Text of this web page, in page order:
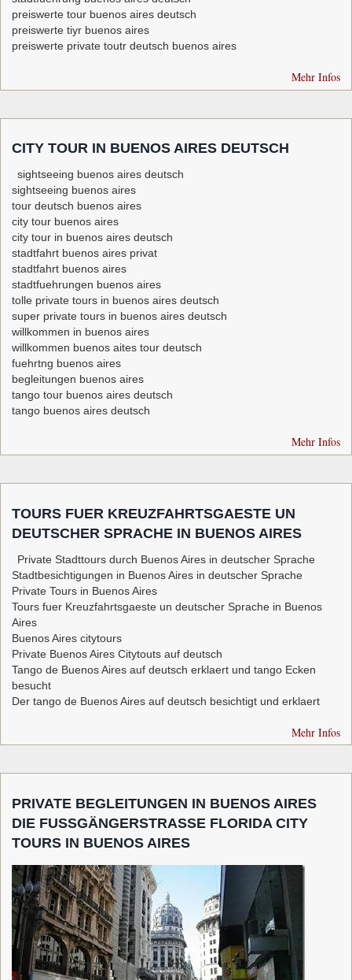
preiswerte tour buenos aires deutsch
preiswerte tiyr buenos aires
preiswerte private toutr deutsch buenos aires
Mehr Infos
CITY TOUR IN BUENOS AIRES DEUTSCH
sightseeing buenos aires deutsch
sightseeing buenos aires
tour deutsch buenos aires
city tour buenos aires
city tour in buenos aires deutsch
stadtfahrt buenos aires privat
stadtfahrt buenos aires
stadtfuehrungen buenos aires
tolle private tours in buenos aires deutsch
super private tours in buenos aires deutsch
willkommen in buenos aires
willkommen buenos aites tour deutsch
fuehrtng buenos aires
begleitungen buenos aires
tango tour buenos aires deutsch
tango buenos aires deutsch
Mehr Infos
TOURS FUER KREUZFAHRTSGAESTE UN
DEUTSCHER SPRACHE IN BUENOS AIRES
Private Stadttours durch Buenos Aires in deutscher Sprache
Stadtbesichtigungen in Buenos Aires in deutscher Sprache
Private Tours in Buenos Aires
Tours fuer Kreuzfahrtsgaeste un deutscher Sprache in Buenos
Aires
Buenos Aires citytours
Private Buenos Aires Citytouts auf deutsch
Tango de Buenos Aires auf deutsch erklaert und tango Ecken
besucht
Der tango de Buenos Aires auf deutsch besichtigt und erklaert
Mehr Infos
PRIVATE BEGLEITUNGEN IN BUENOS AIRES
DIE FUSSGÄNGERSTRASSE FLORIDA CITY
TOURS IN BUENOS AIRES